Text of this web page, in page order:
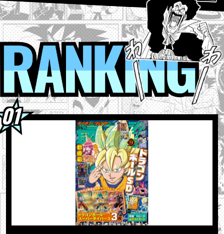
LANGUAGE
JP
EN FR DE ES
『ドラゴンボールスーパーダイバーズ-レッ
ツ！スーパーダイブ !!』コミックス...
2026.08.04
【フュージョンワールド情報】最強ジャンプ
10月号ふろくカード「孫悟空」の...
2026.08.04
ウィークリー☆キャラクター紹介！第267回
目は『ドラゴンボール超』の「グラノラ」！
2026.08.04
最強ジャンプ9月号大好評発売中!! 『ドラゴン
ボールSD』の表紙が目印＆各種ふろ...
2026.08.03
【8月3日（月）】「Weekly Dragonball
News」配信！
2026.08.03
「BLOOD OF SAIYANS」シリーズ最新作に
「超サイヤ人孫悟空」登場！
2026.08.01